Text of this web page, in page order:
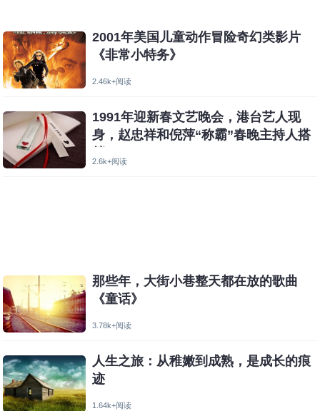
2001年美国儿童动作冒险奇幻类影片
《非常小特务》
2.46k+阅读
1991年迎新春文艺晚会，港台艺人现
身，赵忠祥和倪萍“称霸”春晚主持人搭
2.6k+阅读
那些年，大街小巷整天都在放的歌曲
《童话》
3.78k+阅读
人生之旅：从稚嫩到成熟，是成长的痕
迹
1.64k+阅读